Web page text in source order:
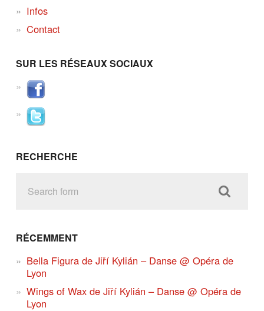
Infos
Contact
SUR LES RÉSEAUX SOCIAUX
RECHERCHE
RÉCEMMENT
Bella Figura de Jiří Kylián – Danse @ Opéra de
Lyon
Wings of Wax de Jiří Kylián – Danse @ Opéra de
Lyon